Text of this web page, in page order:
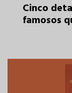
Cinco
famosos